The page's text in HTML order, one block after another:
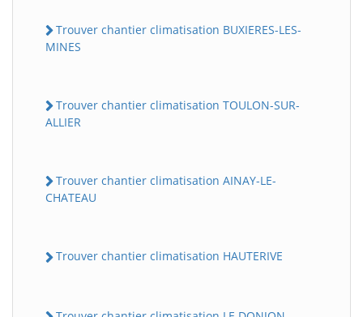
Trouver chantier climatisation BUXIERES-LES-
MINES
Trouver chantier climatisation TOULON-SUR-
ALLIER
Trouver chantier climatisation AINAY-LE-
CHATEAU
Trouver chantier climatisation HAUTERIVE